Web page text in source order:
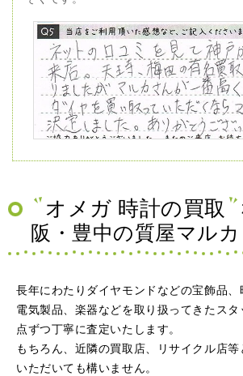
（大阪府大阪市）問い合わせから非常に
オメガ 時計の買取
阪・豊中の質屋マルカ
長年にわたりダイヤモンドなどの宝飾品、
電気製品、楽器などを取り扱ってきたスタ
点ずつ丁寧に査定いたします。
もちろん、近隣の買取店、リサイクル店
いただいても構いません。